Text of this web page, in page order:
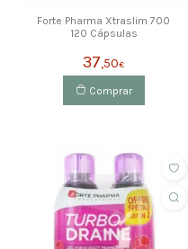
Forte Pharma Xtraslim 700
120 Cápsulas
37,50€
Comprar